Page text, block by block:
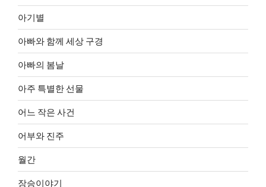
아기별
아빠와 함께 세상 구경
아빠의 봄날
아주 특별한 선물
어느 작은 사건
어부와 진주
월간
장승이야기